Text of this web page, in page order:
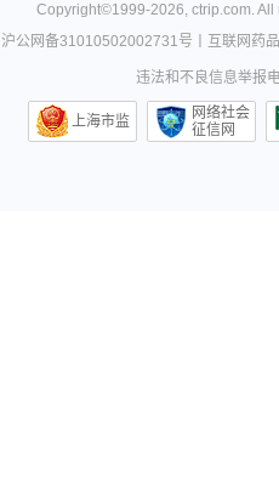
Copyright©1999-2026,ctrip.com.
沪公网备31010502002731号
互联网药
违法和不良信息举报
上海市监
网络社会
征信网